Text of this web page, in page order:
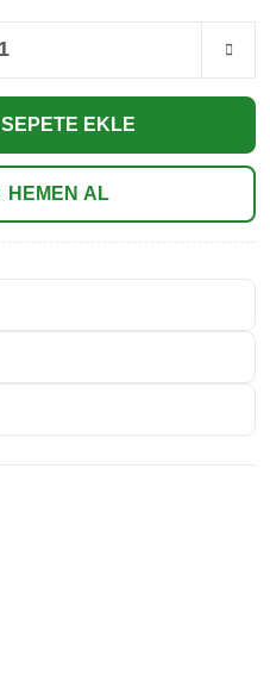
SEPETE EKLE
HEMEN AL